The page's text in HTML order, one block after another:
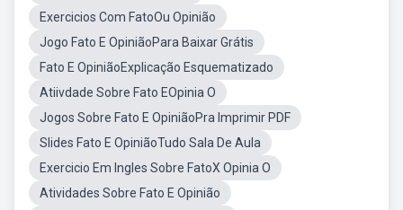
Exercicios Com FatoOu Opinião
Jogo Fato E OpiniãoPara Baixar Grátis
Fato E OpiniãoExplicação Esquematizado
Atiivdade Sobre Fato EOpinia O
Jogos Sobre Fato E OpiniãoPra Imprimir PDF
Slides Fato E OpiniãoTudo Sala De Aula
Exercicio Em Ingles Sobre FatoX Opinia O
Atividades Sobre Fato E Opinião